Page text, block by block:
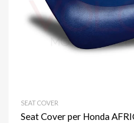
SEAT COVER
Seat Cover per Honda